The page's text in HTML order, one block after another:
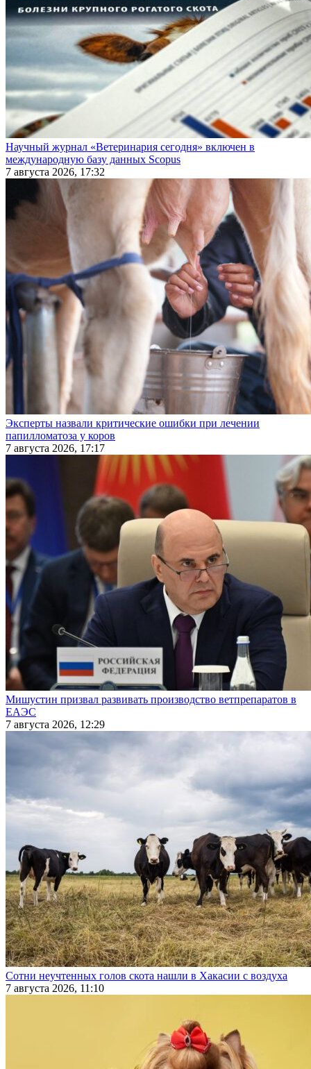
Научный журнал «Ветеринария сегодня» включен в
международную базу данных Scopus
7 августа 2026, 17:32
Эксперты назвали критические ошибки при лечении
папилломатоза у коров
7 августа 2026, 17:17
Мишустин призвал развивать производство ветпрепаратов в
ЕАЭС
7 августа 2026, 12:29
Сотни неучтенных голов скота нашли в Хакасии с воздуха
7 августа 2026, 11:10